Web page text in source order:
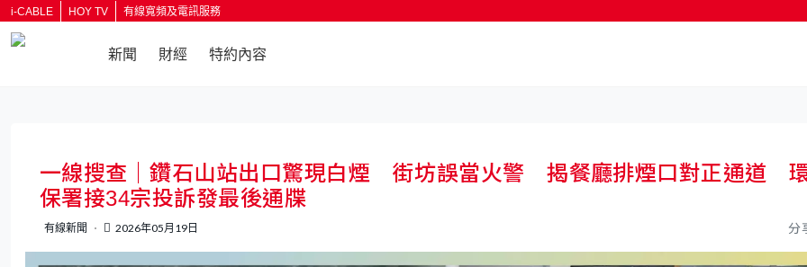
i-CABLE HOY TV 有線寬頻及電訊服務
新聞 財經 特約內容
一線搜查｜鑽石山站出口驚現白煙 街坊誤當火警 揭餐廳排煙口對正通道
保署接34宗投訴發最後通牒
有線新聞 2026年05月19日 分